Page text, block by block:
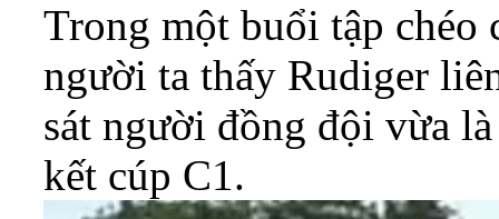
Trong một buổi tập chéo
người ta thấy Rudiger
sát người đồng đội vừa
kết cúp C1.